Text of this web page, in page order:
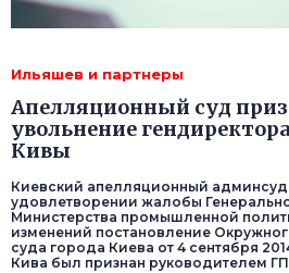
Ильяшев и партнеры
Апелляционный суд
увольнение
Кивы
Киевский апелляционный админсуд
удовлетворении жалобы
Министерства промышленной
изменений постановление
суда города Киева от 4 сентября
Кива был признан руководителем ГП